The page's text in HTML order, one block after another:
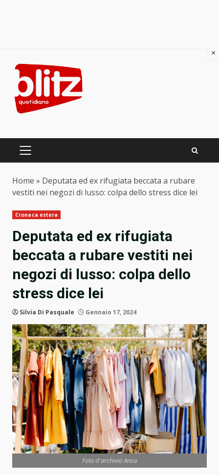
content
PRIMARY
Home » Deputata ed ex rifugiata beccata a rubare
vestiti nei negozi di lusso: colpa dello stress dice lei
Cronaca estera
Deputata ed ex rifugiata
beccata a rubare vestiti nei
negozi di lusso: colpa dello
stress dice lei
Silvia Di Pasquale Gennaio 17, 2024
Foto d'archivio Ansa
×